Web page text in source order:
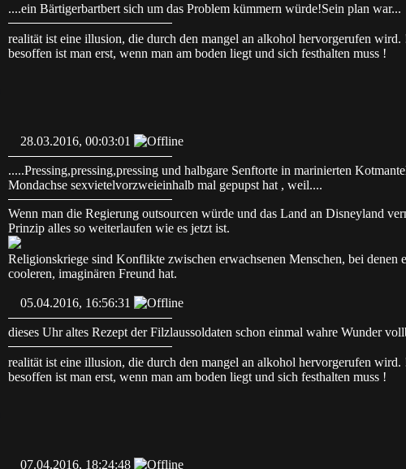
....ein Bärtigerbartbert sich um das Problem kümmern würde!Sein plan war...
realität ist eine illusion, die durch den mangel an alkohol hervorgerufen wird.
besoffen ist man erst, wenn man am boden liegt und sich festhalten muss !
28.03.2016, 00:03:01
.....Pressing,pressing,pressing und halbgare Senftorte in marinierten
Mondachse sexvietelvorzweieinhalb mal gepupst hat , weil....
Wenn man die Regierung outsourcen würde und das Land an Disneyland
Prinzip alles so weiterlaufen wie es jetzt ist.
Religionskriege sind Konflikte zwischen erwachsenen Menschen, bei denen
cooleren, imaginären Freund hat.
05.04.2016, 16:56:31
dieses Uhr altes Rezept der Filzlaussoldaten schon einmal wahre Wunder
realität ist eine illusion, die durch den mangel an alkohol hervorgerufen wird.
besoffen ist man erst, wenn man am boden liegt und sich festhalten muss !
07.04.2016, 18:24:48